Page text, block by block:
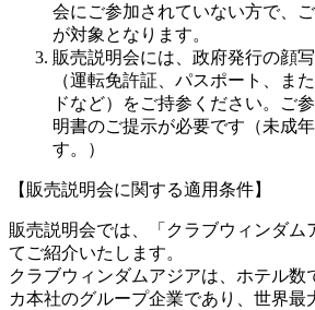
会にご参加されていない方で、
が対象となります。
販売説明会には、政府発行の顔
（運転免許証、パスポート、ま
ドなど）をご持参ください。ご
明書のご提示が必要です（未成
す。）
【販売説明会に関する適用条件】
販売説明会では、「クラブウィンダム
てご紹介いたします。
クラブウィンダムアジアは、ホテル数
カ本社のグループ企業であり、世界最